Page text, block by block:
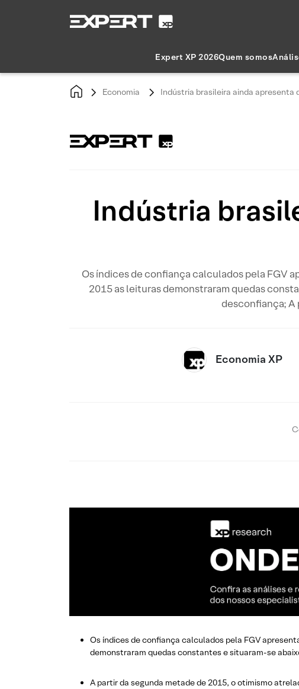
Expert XP 2026Quem somos
Economia Indústria brasileira ainda apresenta
Indústria
Os índices de confiança calculados pela FGV
2015 as leituras demonstraram quedas
desconfiança; A
Economia XP
Os índices de confiança calculados pela FGV
demonstraram quedas constantes e situaram-se
A partir da segunda metade de 2015, o otimismo